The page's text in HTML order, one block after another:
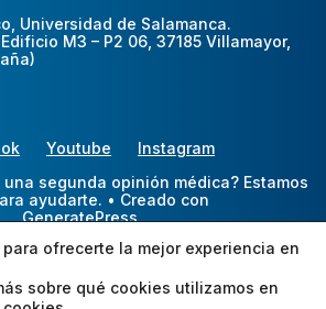
Universidad de Salamanca.
M3 – P2 06, 37185 Villamayor,
Youtube
Instagram
segunda opinión médica? Estamos
ayudarte. • Creado con
GeneratePress
ofrecerte la mejor experiencia en
sobre qué cookies utilizamos en